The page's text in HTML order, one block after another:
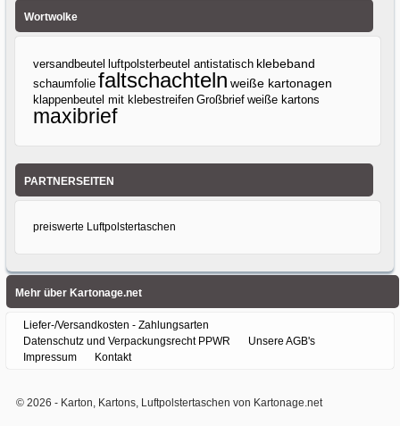
Wortwolke
versandbeutel luftpolsterbeutel antistatisch klebeband
schaumfolie faltschachteln weiße kartonagen
klappenbeutel mit klebestreifen Großbrief weiße kartons
maxibrief
PARTNERSEITEN
preiswerte Luftpolstertaschen
Mehr über Kartonage.net
Liefer-/Versandkosten - Zahlungsarten
Datenschutz und Verpackungsrecht PPWR
Unsere AGB's
Impressum
Kontakt
© 2026 - Karton, Kartons, Luftpolstertaschen von Kartonage.net